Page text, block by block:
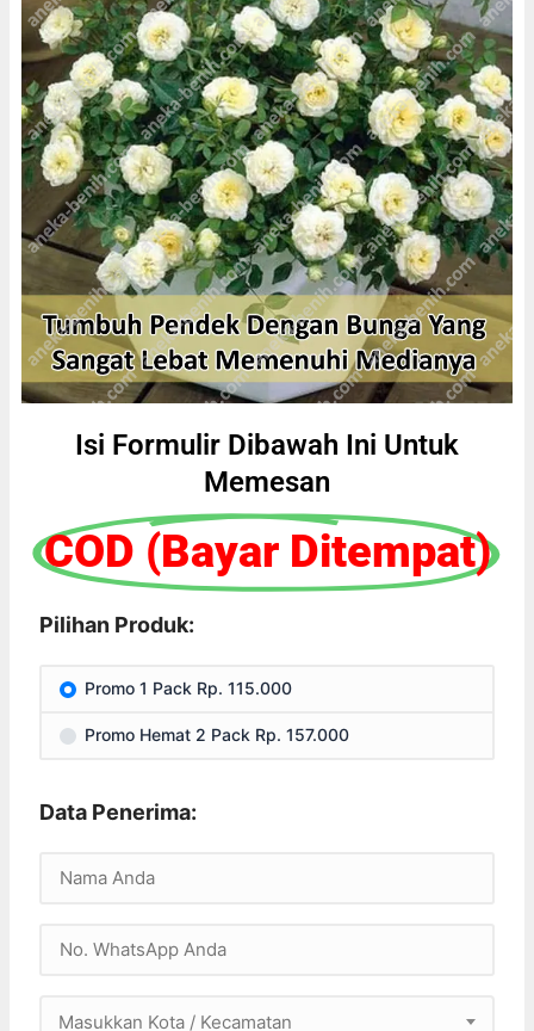
Isi Formulir Dibawah Ini Untuk
Memesan
COD (Bayar Ditempat)
Pilihan Produk:
Promo 1 Pack Rp. 115.000
Promo Hemat 2 Pack Rp. 157.000
Data Penerima:
Masukkan Kota / Kecamatan